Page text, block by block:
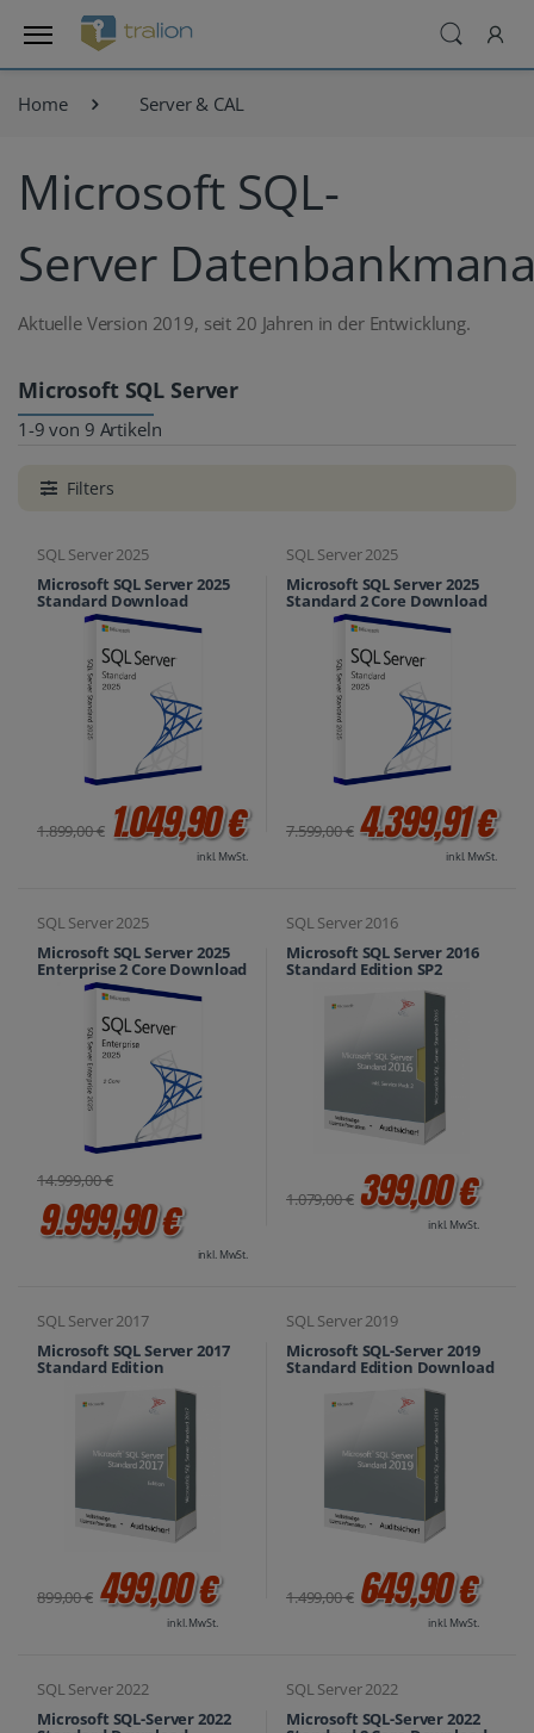
Home Server & CAL
Microsoft SQL-
Server
Aktuelle Version 2019, seit 20 Jahren in der Entwicklung.
Microsoft SQL Server
1-9 von 9 Artikeln
Filters
SQL Server 2025
Microsoft SQL Server 2025
Standard Download
1.899,00 € 1.049,90 €
inkl. MwSt.
SQL Server 2025
Microsoft SQL Server 2025
Standard 2 Core Download
7.599,00 € 4.399,91 €
inkl. MwSt.
SQL Server 2025
Microsoft SQL Server 2025
Enterprise 2 Core Download
14.999,00 €
9.999,90 €
inkl. MwSt.
SQL Server 2016
Microsoft SQL Server 2016
Standard Edition SP2
1.079,00 € 399,00 €
inkl. MwSt.
SQL Server 2017
Microsoft SQL Server 2017
Standard Edition
899,00 € 499,00 €
inkl. MwSt.
SQL Server 2019
Microsoft SQL-Server 2019
Standard Edition Download
1.499,00 € 649,90 €
inkl. MwSt.
SQL Server 2022
Microsoft SQL-Server 2022
SQL Server 2022
Microsoft SQL-Server 2022